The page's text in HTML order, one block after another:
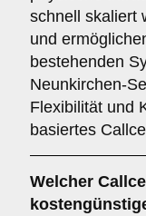
schnell skaliert
und
bestehenden
Neunkirchen-
Flexibilität und
basiertes
Welcher